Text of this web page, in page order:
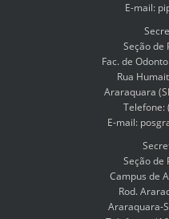
E-mail:
Seção de
Fac. de
Rua
Araraquara
Telefone:
E-mail:
Seção de
Campus de
Rod.
Araraquara-